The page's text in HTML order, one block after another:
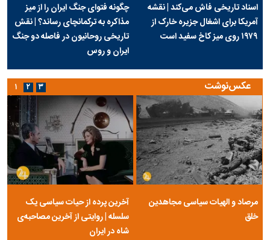
اسناد تاریخی فاش می‌کند | نقشه
آمریکا برای اشغال جزیره خارک از
۱۹۷۹ روی میز کاخ سفید است
چگونه فتوای جنگ ایران را از میز
مذاکره به ترکمانچای رساند؟ | نقش
تاریخی روحانیون در فاصله دو جنگ
ایران و روس
عکس‌نوشت
مرصاد و الهیات سیاسی مجاهدین
خلق
آخرین پرده از حیات سیاسی یک
سلسله | روایتی از آخرین مصاحبه‌ی
شاه در ایران
۱ ۲ ۳